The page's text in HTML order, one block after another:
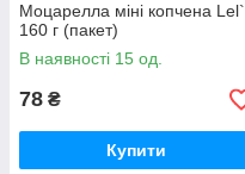
Моцарелла міні копчена Lel`
160 г (пакет)
В наявності 15 од.
78 ₴
Купити